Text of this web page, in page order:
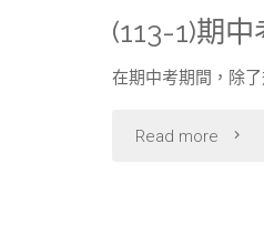
季
食
(113-1)期中
在期中考期間，除
Read more